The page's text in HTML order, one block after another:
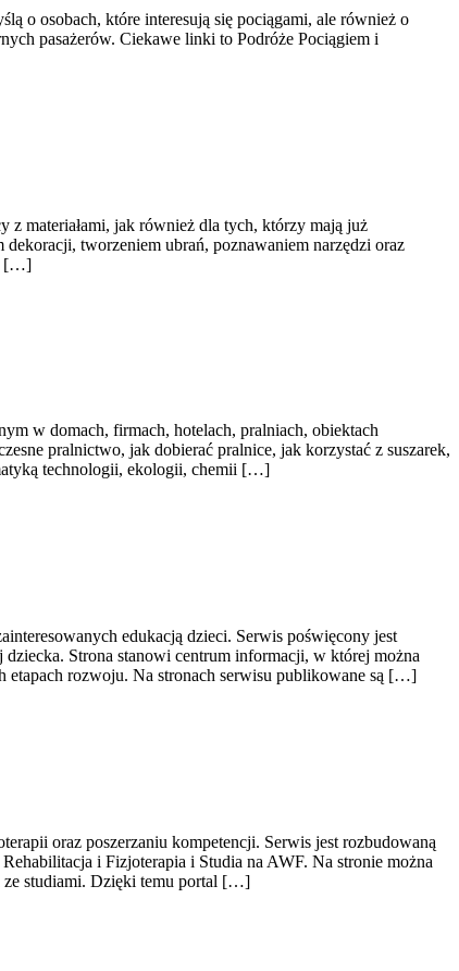
o osobach, które interesują się pociągami, ale również o
pasażerów. Ciekawe linki to Podróże Pociągiem i
z materiałami, jak również dla tych, którzy mają już
tworzeniem ubrań, poznawaniem narzędzi oraz
[…]
w domach, firmach, hotelach, pralniach, obiektach
pralnictwo, jak dobierać pralnice, jak korzystać z suszarek,
technologii, ekologii, chemii […]
edukacją dzieci. Serwis poświęcony jest
Strona stanowi centrum informacji, w której można
etapach rozwoju. Na stronach serwisu publikowane są […]
oraz poszerzaniu kompetencji. Serwis jest rozbudowaną
i Fizjoterapia i Studia na AWF. Na stronie można
ze studiami. Dzięki temu portal […]